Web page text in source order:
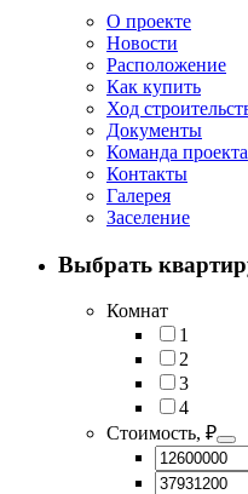
О проекте
Новости
Расположение
Как купить
Ход
Документы
Команда проекта
Контакты
Галерея
Заселение
Выбрать
Комнат
1
2
3
4
Стоимость, ₽